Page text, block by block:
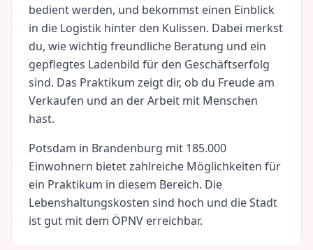
bedient werden, und bekommst einen Einblick
in die Logistik hinter den Kulissen. Dabei merkst
du, wie wichtig freundliche Beratung und ein
gepflegtes Ladenbild für den Geschäftserfolg
sind. Das Praktikum zeigt dir, ob du Freude am
Verkaufen und an der Arbeit mit Menschen
hast.
Potsdam in Brandenburg mit 185.000
Einwohnern bietet zahlreiche Möglichkeiten für
ein Praktikum in diesem Bereich. Die
Lebenshaltungskosten sind hoch und die Stadt
ist gut mit dem ÖPNV erreichbar.